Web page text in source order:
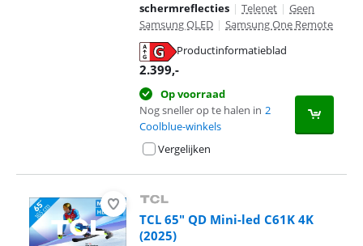
schermreflecties | Telenet | Geen
Samsung QLED | Samsung One Remote
Productinformatieblad
2.399,-
Op voorraad
Nog sneller op te halen in 2
Coolblue-winkels
Vergelijken
TCL 65" QD Mini-led C61K 4K
(2025)